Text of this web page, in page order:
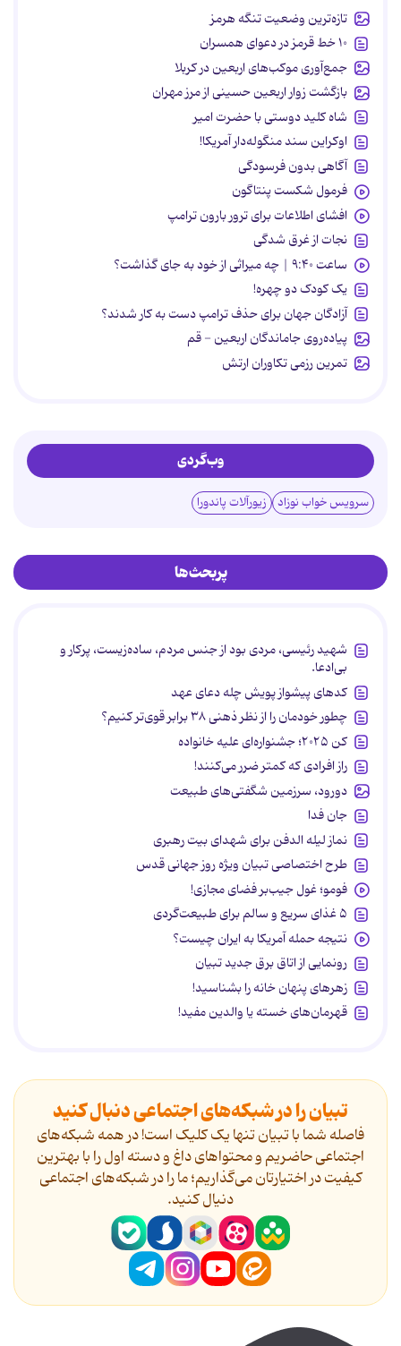
تازه‌ترین وضعیت تنگه هرمز
۱۰ خط قرمز در دعوای همسران
جمع‌آوری موکب‌های اربعین در کربلا
بازگشت زوار اربعین حسینی از مرز مهران
شاه کلید دوستی با حضرت امیر
اوکراین سند منگوله‌دار آمریکا!
آگاهی بدون فرسودگی
فرمول شکست پنتاگون
افشای اطلاعات برای ترور بارون ترامپ
نجات از غرق شدگی
ساعت ۹:۴۰ | چه میراثی از خود به جای گذاشت؟
یک کودک دو چهره!
آزادگان جهان برای حذف ترامپ دست به کار شدند؟
پیاده‌روی جاماندگان اربعین - قم
تمرین رزمی تکاوران ارتش
وب‌گردی
سرویس خواب نوزاد زیورآلات پاندورا
پربحث‌ها
شهید رئیسی، مردی بود از جنس مردم، ساده‌زیست، پرکار و
بی‌ادعا.
کدهای پیشواز پویش چله دعای عهد
چطور خودمان را از نظر ذهنی ۳۸ برابر قوی‌تر کنیم؟
کن ۲۰۲۵؛ جشنواره‌ای علیه خانواده
راز افرادی که کمتر ضرر می‌کنند!
دورود، سرزمین شگفتی‌های طبیعت
جان فدا
نماز لیله الدفن برای شهدای بیت رهبری
طرح اختصاصی تبیان ویژه روز جهانی قدس
فومو؛ غول جیب‌بر فضای مجازی!
۵ غذای سریع و سالم برای طبیعت‌گردی
نتیجه حمله آمریکا به ایران چیست؟
رونمایی از اتاق برق جدید تبیان
زهرهای پنهان خانه را بشناسید!
قهرمان‌های خسته یا والدین مفید!
تبیان را در شبکه‌های اجتماعی دنبال کنید
فاصله شما با تبیان تنها یک کلیک است! در همه شبکه‌های
اجتماعی حاضریم و محتواهای داغ و دسته اول را با بهترین
کیفیت در اختیارتان می‌گذاریم؛ ما را در شبکه‌های اجتماعی
دنیال کنید.